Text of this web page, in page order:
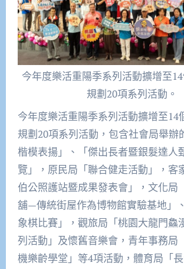
今年度樂活重陽季系列活動擴增至
規劃20項系列活動。
今年度樂活重陽季系列活動擴增至14
規劃20項系列活動，包含社會局舉辦
楷模表揚」、「傑出長者暨銀髮達人
覽」，原民局「聯合健走活動」，客
伯公照護站暨成果發表會」，文化局
舖—傳統街屋作為博物館實驗基地」
象棋比賽」，觀旅局「桃園大龍門鱻
列活動」及懷舊音樂會，青年事務局
機樂齡學堂」等4項活動，體育局「